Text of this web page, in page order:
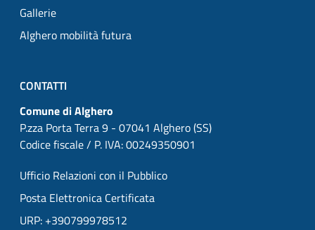
Gallerie
Alghero mobilità futura
CONTATTI
Comune di Alghero
P.zza Porta Terra 9 - 07041 Alghero (SS)
Codice fiscale / P. IVA: 00249350901
Ufficio Relazioni con il Pubblico
Posta Elettronica Certificata
URP: +390799978512